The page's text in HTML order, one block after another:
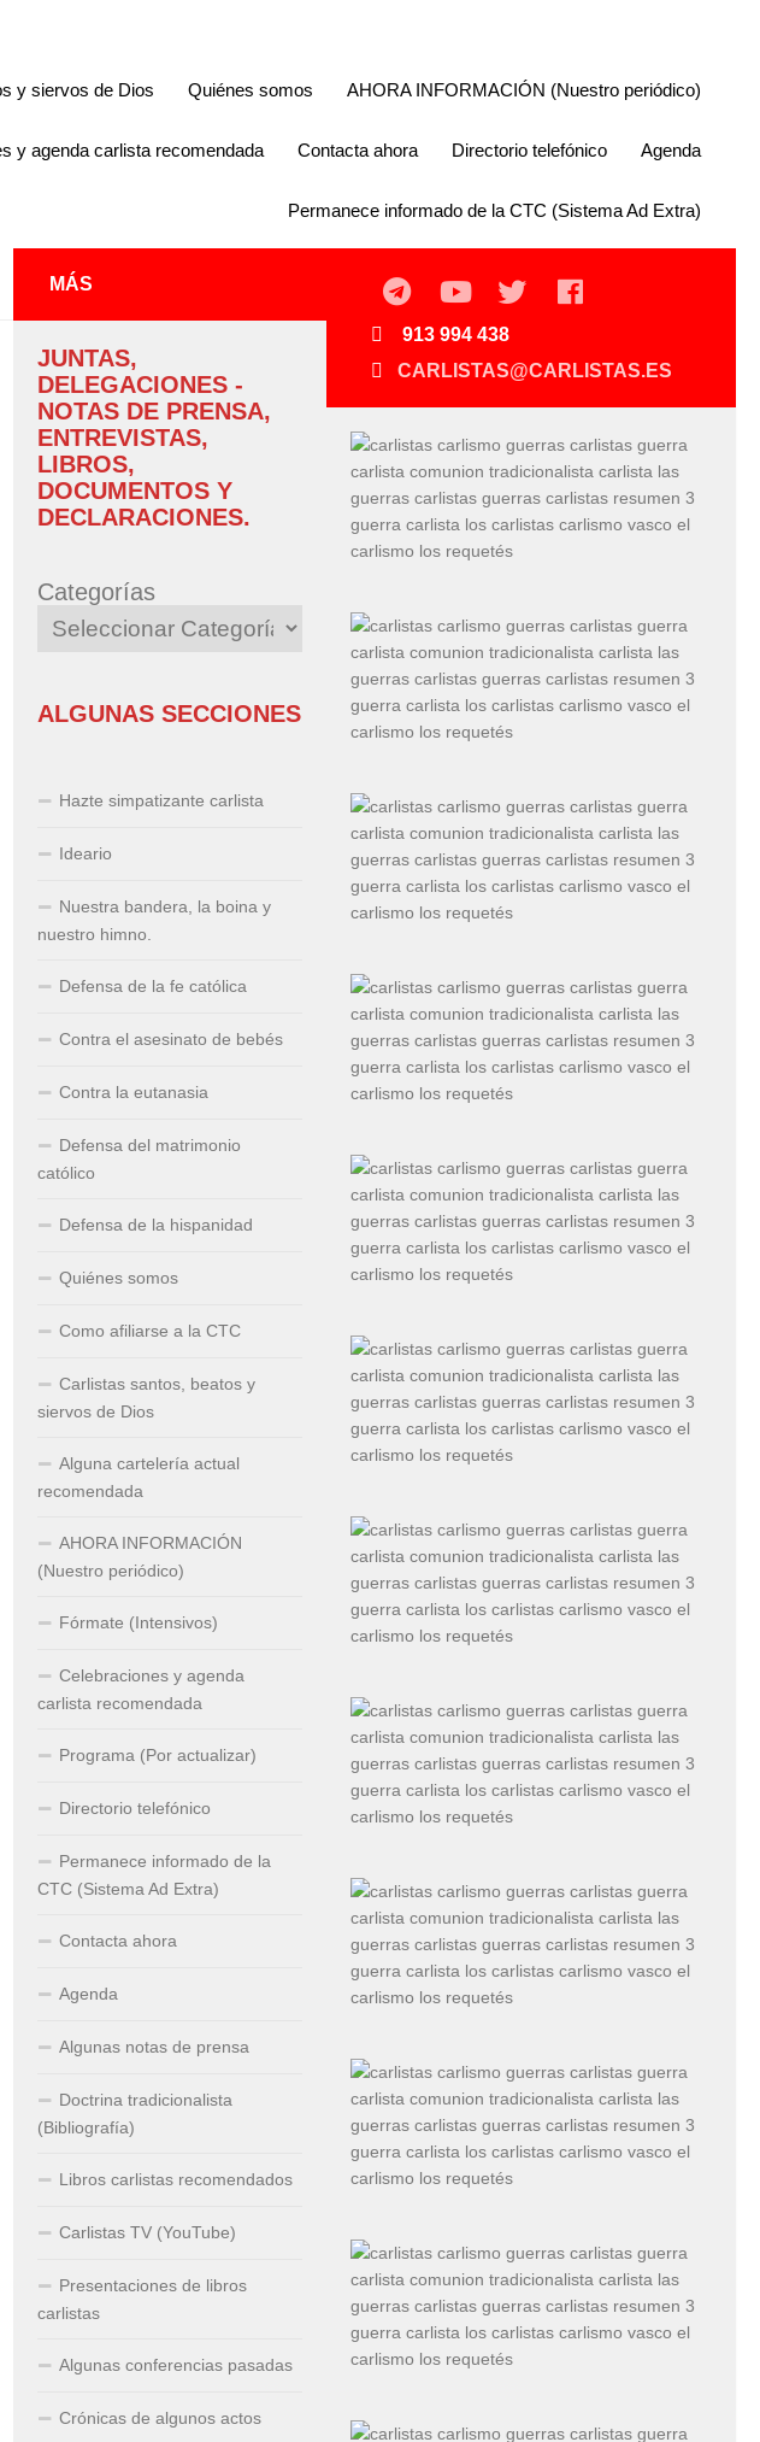
y siervos de Dios Quiénes somos AHORA INFORMACIÓN (Nuestro periódico)
y agenda carlista recomendada Contacta ahora Directorio telefónico Agenda
Permanece informado de la CTC (Sistema Ad Extra)
913 994 438
CARLISTAS@CARLISTAS.ES
MÁS
JUNTAS,
DELEGACIONES -
NOTAS DE PRENSA,
ENTREVISTAS,
LIBROS,
DOCUMENTOS Y
DECLARACIONES.
Categorías
ALGUNAS SECCIONES
Hazte simpatizante carlista
Ideario
Nuestra bandera, la boina y
nuestro himno.
Defensa de la fe católica
Contra el asesinato de bebés
Contra la eutanasia
Defensa del matrimonio
católico
Defensa de la hispanidad
Quiénes somos
Como afiliarse a la CTC
Carlistas santos, beatos y
siervos de Dios
Alguna cartelería actual
recomendada
AHORA INFORMACIÓN
(Nuestro periódico)
Fórmate (Intensivos)
Celebraciones y agenda
carlista recomendada
Programa (Por actualizar)
Directorio telefónico
Permanece informado de la
CTC (Sistema Ad Extra)
Contacta ahora
Agenda
Algunas notas de prensa
Doctrina tradicionalista
(Bibliografía)
Libros carlistas recomendados
Carlistas TV (YouTube)
Presentaciones de libros
carlistas
Algunas conferencias pasadas
Crónicas de algunos actos